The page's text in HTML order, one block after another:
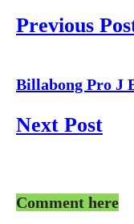
Previous
Billabong Pro J
Next Post
Comment here